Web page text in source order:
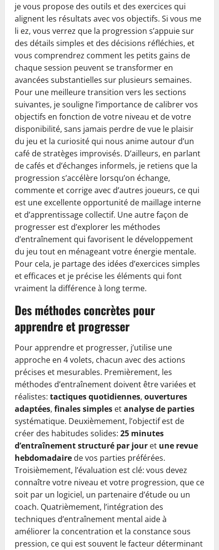
je vous propose des outils et des exercices qui
alignent les résultats avec vos objectifs. Si vous me
li ez, vous verrez que la progression s’appuie sur
des détails simples et des décisions réfléchies, et
vous comprendrez comment les petits gains de
chaque session peuvent se transformer en
avancées substantielles sur plusieurs semaines.
Pour une meilleure transition vers les sections
suivantes, je souligne l’importance de calibrer vos
objectifs en fonction de votre niveau et de votre
disponibilité, sans jamais perdre de vue le plaisir
du jeu et la curiosité qui nous anime autour d’un
café de stratèges improvisés. D’ailleurs, en parlant
de cafés et d’échanges informels, je retiens que la
progression s’accélère lorsqu’on échange,
commente et corrige avec d’autres joueurs, ce qui
est une excellente opportunité de maillage interne
et d’apprentissage collectif. Une autre façon de
progresser est d’explorer les méthodes
d’entraînement qui favorisent le développement
du jeu tout en ménageant votre énergie mentale.
Pour cela, je partage des idées d’exercices simples
et efficaces et je précise les éléments qui font
vraiment la différence à long terme.
Des méthodes concrètes pour
apprendre et progresser
Pour apprendre et progresser, j’utilise une
approche en 4 volets, chacun avec des actions
précises et mesurables. Premièrement, les
méthodes d’entraînement doivent être variées et
réalistes: tactiques quotidiennes, ouvertures
adaptées, finales simples etanalyse de parties
systématique. Deuxièmement, l’objectif est de
créer des habitudes solides: 25 minutes
d’entraînement structuré par jour et une revue
hebdomadaire de vos parties préférées.
Troisièmement, l’évaluation est clé: vous devez
connaître votre niveau et votre progression, que ce
soit par un logiciel, un partenaire d’étude ou un
coach. Quatrièmement, l’intégration des
techniques d’entraînement mental aide à
améliorer la concentration et la constance sous
pression, ce qui est souvent le facteur déterminant